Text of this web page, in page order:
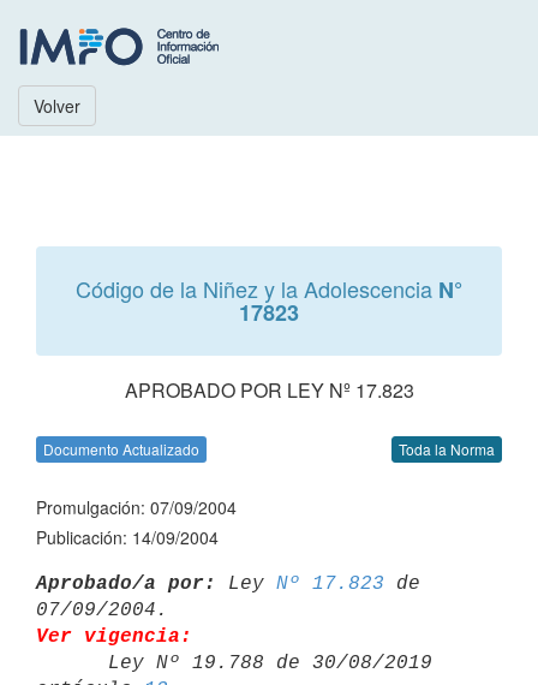
Volver
Código de la Niñez y la Adolescencia N°
17823
APROBADO POR LEY Nº 17.823
Documento Actualizado Toda la Norma
Promulgación: 07/09/2004
Publicación: 14/09/2004
Aprobado/a por: Ley Nº 17.823 de
Ver vigencia: